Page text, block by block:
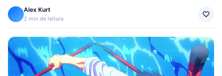
Alex Kurt
2 min de leitura